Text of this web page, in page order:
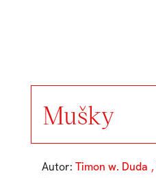
Mušky
Autor: Timon w. Duda ,